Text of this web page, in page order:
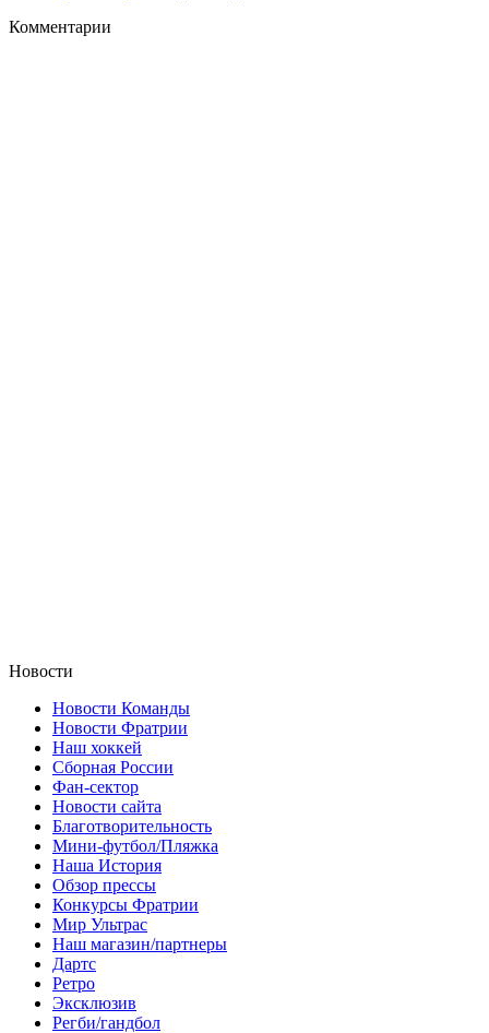
Комментарии
Новости
Новости Команды
Новости Фратрии
Наш хоккей
Сборная России
Фан-cектор
Новости сайта
Благотворительность
Мини-футбол/Пляжка
Наша История
Обзор прессы
Конкурсы Фратрии
Мир Ультрас
Наш магазин/партнеры
Дартс
Ретро
Эксклюзив
Регби/гандбол